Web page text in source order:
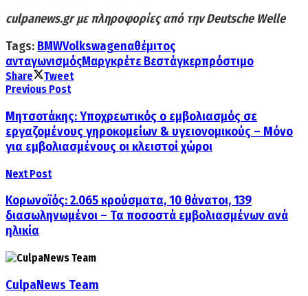
culpanews.grμε πληροφορίες από τηνDeutsche Welle
Tags: BMWVolkswagenαθέμιτος
ανταγωνισμόςΜαργκρέτε Βεστάγκερπρόστιμο
Share
Tweet
Previous Post
Μητσοτάκης: Υποχρεωτικός ο εμβολιασμός σε
εργαζομένους γηροκομείων & υγειονομικούς – Μόνο
για εμβολιασμένους οι κλειστοί χώροι
Next Post
Κορωνοϊός: 2.065 κρούσματα, 10 θάνατοι, 139
διασωληνωμένοι – Τα ποσοστά εμβολιασμένων ανά
ηλικία
CulpaNews Team